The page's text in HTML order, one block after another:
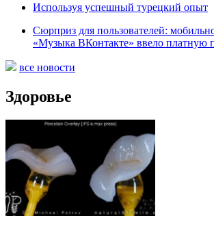
Используя успешный турецкий опыт
Сюрприз для пользователей:
«Музыка ВКонтакте» ввело платную
все новости
Здоровье